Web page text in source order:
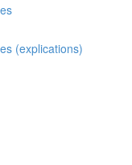
(explications)